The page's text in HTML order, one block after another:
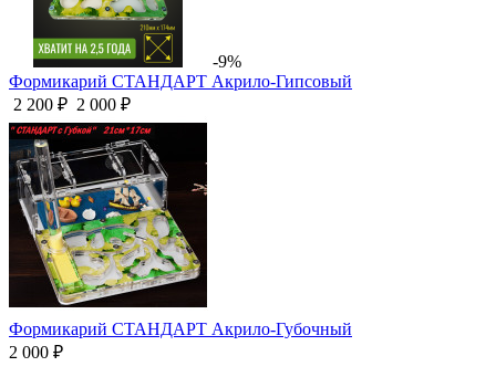
-9%
Формикарий СТАНДАРТ Акрило-Гипсовый
2 200 ₽ 2 000 ₽
Формикарий СТАНДАРТ Акрило-Губочный
2 000 ₽